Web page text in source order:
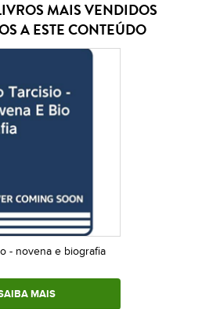
MAIS VENDIDOS
A ESTE CONTEÚDO
- novena e biografia
MAIS